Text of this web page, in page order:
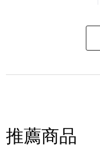
推薦商品